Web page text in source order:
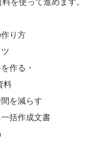
り方
作る・
を減らす
括作成文書